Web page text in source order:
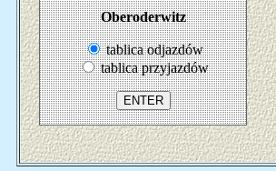
Oberoderwitz
tablica odjazdów
tablica przyjazdów